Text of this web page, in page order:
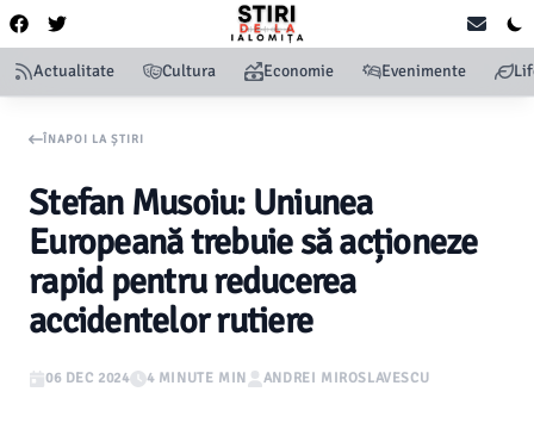
Actualitate Cultura Economie Evenimente
ÎNAPOI LA ȘTIRI
Stefan Musoiu: Uniunea
Europeană trebuie să acționeze
rapid pentru reducerea
accidentelor rutiere
06 DEC 2024 4 MINUTE MIN ANDREI MIROSLAVESCU